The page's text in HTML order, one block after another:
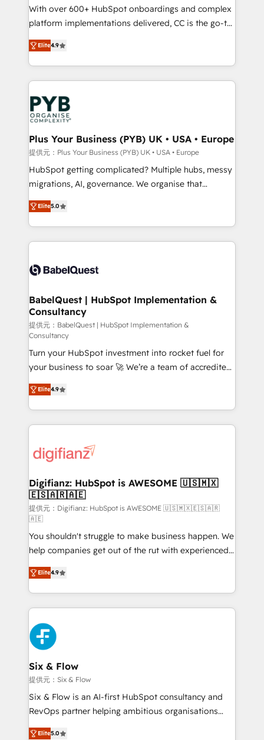
the CRM platform into your digital ecosystem. Would
you like support in deploying your inbound
to your needs and sales objectives. With 125+
certifications, we are part of the most certified
services are offered in both English & French.
With over 600+ HubSpot onboardings and complex
platform implementations delivered, CC is the go-to
Elite Solutions Partner for businesses ready to
migrate, replatform, and scale smarter. We specialize
in high-impact CRM and CMS migrations and
onboarding from platforms like Salesforce, NetSuite,
Zoho, Pardot, Marketo, Microsoft Dynamics, Wix,
WordPress and legacy CRMs, turning fragmented
systems into unified, growth-ready HubSpot
architectures that accelerate revenue operations and
performance. - Multi-object CRM migration, cleanup,
and implementation. - Pre-built and custom
integrations across your full tech stack. - Custom
- Dashboards, lifecycle campaigns, and lead
nurturing sequences. - Cross-hub setup across
scalable retainers. Let’s make HubSpot your most
powerful growth engine. Built to convert, scale, and
Elite4.9
Plus Your Business (PYB) UK • USA • Europe
提供元：Plus Your Business (PYB) UK • USA • Europe
HubSpot getting complicated? Multiple hubs, messy
migrations, AI, governance. We organise that
complexity, so your team can put HubSpot to work...
Welcome to our Profile! We help with: • CRM
implementation, reports, workflows, and team
training • CRM migration from Salesforce, Pipedrive,
custom API integrations • AI governance for
Boutique 'Elite' team of 12 • 150+ clients across Sales
Hub, Marketing Hub, Service Hub, Data Hub and
CMS • ISO/IEC 27001:2022, ISO 9001:2015, and ISO
42001:2023 certified - the AI management standard •
GuardHub: our AI governance framework, built on
ISO 42001 Ready for the next step? Click the 👈
'𝗖𝗼𝗻𝘁𝗮𝗰𝘁 𝗯𝘂𝘀𝗶𝗻𝗲𝘀𝘀' button to get in touch (𝘸𝘦'𝘳𝘦
𝘴𝘶𝘱𝘦𝘳 𝘳𝘦𝘴𝘱𝘰𝘯𝘴𝘪𝘷𝘦)
Elite5.0
BabelQuest | HubSpot Implementation &
Consultancy
提供元：BabelQuest | HubSpot Implementation &
Consultancy
Turn your HubSpot investment into rocket fuel for
your business to soar 🚀 We’re a team of accredited
HubSpot experts ready to help you. We can
implement the platform into complex business
environments, optimise what you've got and make
sure you can actually use it, build your website in
for you and execute it on HubSpot. We are on the
framework, meaning we've been accredited by
HubSpot and vetted by the CCS, which means we
can support public sector companies as well the
other ones listed in our profile. Our services: -
HubSpot implementation - HubSpot CMS website
build We can do lots of things. But everything we do
is there for you to: - Grow revenue, and run your
business more efficiently - Build stronger
relationships with customers - Make better
decisions with data - Find a new voice and reach
more people - Get the most out of your HubSpot
investment
Elite4.9
Digifianz: HubSpot is AWESOME 🇺🇸🇲🇽
🇪🇸🇦🇷🇦🇪
提供元：Digifianz: HubSpot is AWESOME 🇺🇸🇲🇽🇪🇸🇦🇷
🇦🇪
You shouldn't struggle to make business happen. We
help companies get out of the rut with experienced,
process-oriented teams implementing HubSpot
Marketing, Sales, Service, CMS and Operations Hub,
so selling and actually engaging with your customers
feels easy and pain-free. We are a top ranked
HubSpot Elite Partner, winner of Rookie of the Year
and Customer First Awards, 4.9/5 rating in HubSpot
Reviews and 4.9/5 rating in Clutch Reviews. Digifianz
helps the following industries: logistics & 3PL, home
improvement & construction, branding and
commercialization, real estate, health, education,
SaaS, Software Dev & IT and consulting, make the
the United States, EU, UAE, Mexico and Latin
Elite4.9
Six & Flow
提供元：Six & Flow
Six & Flow is an AI-first HubSpot consultancy and
RevOps partner helping ambitious organisations
grow with clarity, confidence, and intelligence.
Elite5.0